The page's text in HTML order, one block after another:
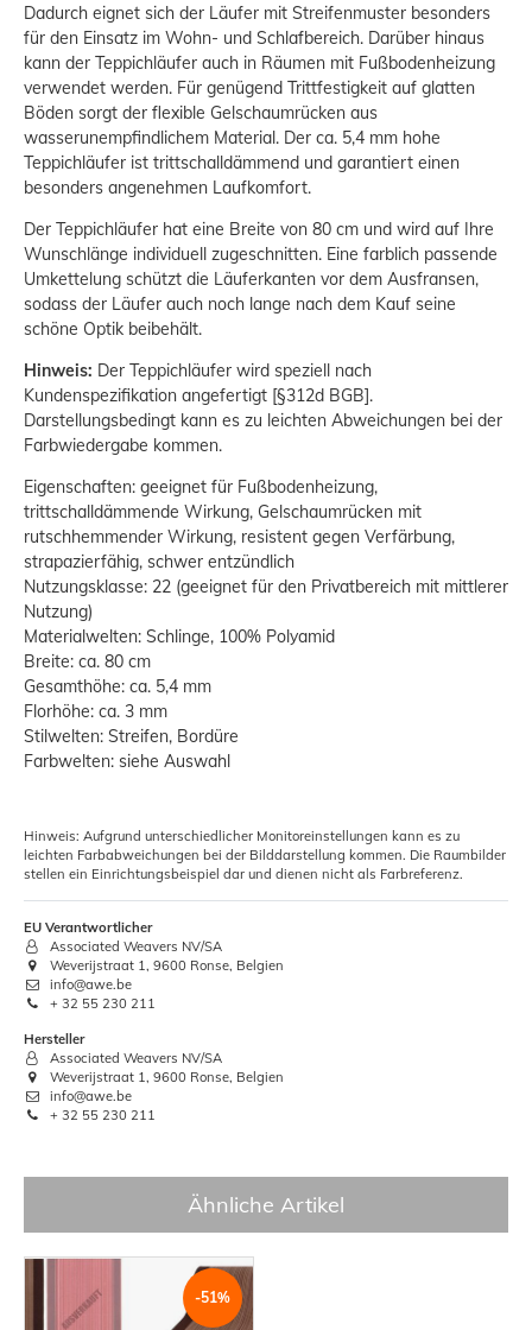
Dadurch eignet sich der Läufer mit Streifenmuster besonders
für den Einsatz im Wohn- und Schlafbereich. Darüber hinaus
kann der Teppichläufer auch in Räumen mit Fußbodenheizung
verwendet werden. Für genügend Trittfestigkeit auf glatten
Böden sorgt der flexible Gelschaumrücken aus
wasserunempfindlichem Material. Der ca. 5,4 mm hohe
Teppichläufer ist trittschalldämmend und garantiert einen
besonders angenehmen Laufkomfort.
Der Teppichläufer hat eine Breite von 80 cm und wird auf Ihre
Wunschlänge individuell zugeschnitten. Eine farblich passende
Umkettelung schützt die Läuferkanten vor dem Ausfransen,
sodass der Läufer auch noch lange nach dem Kauf seine
schöne Optik beibehält.
Hinweis: Der Teppichläufer wird speziell nach
Kundenspezifikation angefertigt [§312d BGB].
Darstellungsbedingt kann es zu leichten Abweichungen bei der
Farbwiedergabe kommen.
Eigenschaften: geeignet für Fußbodenheizung,
trittschalldämmende Wirkung, Gelschaumrücken mit
rutschhemmender Wirkung, resistent gegen Verfärbung,
strapazierfähig, schwer entzündlich
Nutzungsklasse: 22 (geeignet für den Privatbereich mit mittlerer
Nutzung)
Materialwelten: Schlinge, 100% Polyamid
Breite: ca. 80 cm
Gesamthöhe: ca. 5,4 mm
Florhöhe: ca. 3 mm
Stilwelten: Streifen, Bordüre
Farbwelten: siehe Auswahl
Hinweis: Aufgrund unterschiedlicher Monitoreinstellungen kann es zu
leichten Farbabweichungen bei der Bilddarstellung kommen. Die Raumbilder
stellen ein Einrichtungsbeispiel dar und dienen nicht als Farbreferenz.
EU Verantwortlicher
Associated Weavers NV/SA
Weverijstraat 1, 9600 Ronse, Belgien
info@awe.be
+ 32 55 230 211
Hersteller
Associated Weavers NV/SA
Weverijstraat 1, 9600 Ronse, Belgien
info@awe.be
+ 32 55 230 211
Ähnliche Artikel
-51%